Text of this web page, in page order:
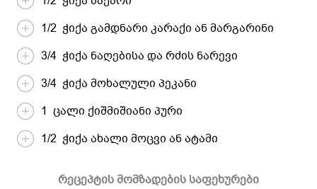
1/2 ჭიქა გამდნარი კარაქი ან მარგარინი
3/4 ჭიქა ნაღებისა და რძის ნარევი
3/4 ჭიქა მოხალული პეკანი
1 ცალი ქიშმიშიანი პური
1/2 ჭიქა ახალი მოცვი ან ატამი
რეცეპტის მომზადების საფეხურები